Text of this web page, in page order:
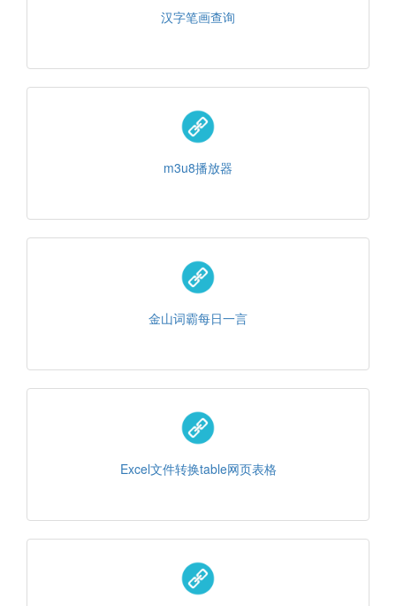
汉字笔画查询
m3u8播放器
金山词霸每日一言
Excel文件转换table网页表格